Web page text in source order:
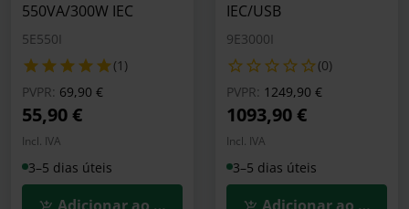
550VA/300W IEC
5E550I
(1)
PVPR: Preço reduzido de
69,90 €para
55,90 €
Incl. IVA
3–5 dias úteis
IEC/USB
9E3000I
(0)
PVPR: Preço reduzido de
1249,90 €para
1093,90 €
Incl. IVA
3–5 dias úteis